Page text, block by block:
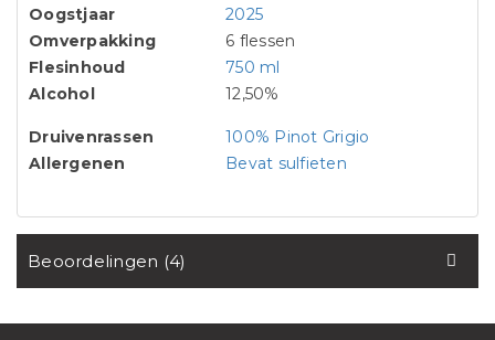
Oogstjaar
2025
Omverpakking
6 flessen
Flesinhoud
750 ml
Alcohol
12,50%
Druivenrassen
100% Pinot Grigio
Allergenen
Bevat sulfieten
Beoordelingen (4)